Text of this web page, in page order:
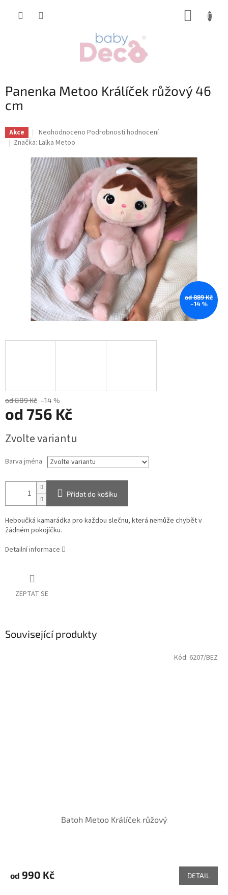
Panenka Metoo Králíček růžový 46
cm
Akce
Průměrné
hodnocení
je
0,0
z
5
hvězdiček.
Neohodnoceno Podrobnosti hodnocení
Značka: Lalka Metoo
od 889 Kč
–14 %
od 889 Kč –14 %
od 756 Kč
cena:
Zvolte variantu
Barva jména
Přidat do košíku
Heboučká kamarádka pro každou slečnu, která nemůže chybět v
žádném pokojíčku.
Detailní informace
ZEPTAT SE
Související produkty
Batoh Metoo Králíček růžový
od 990 Kč DETAIL
Kód: 6207/BEZ